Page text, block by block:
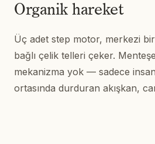
Organik hareket
Üç adet step motor, merkezi
bağlı çelik telleri çeker.
mekanizma yok — sadece
ortasında durduran akışkan,